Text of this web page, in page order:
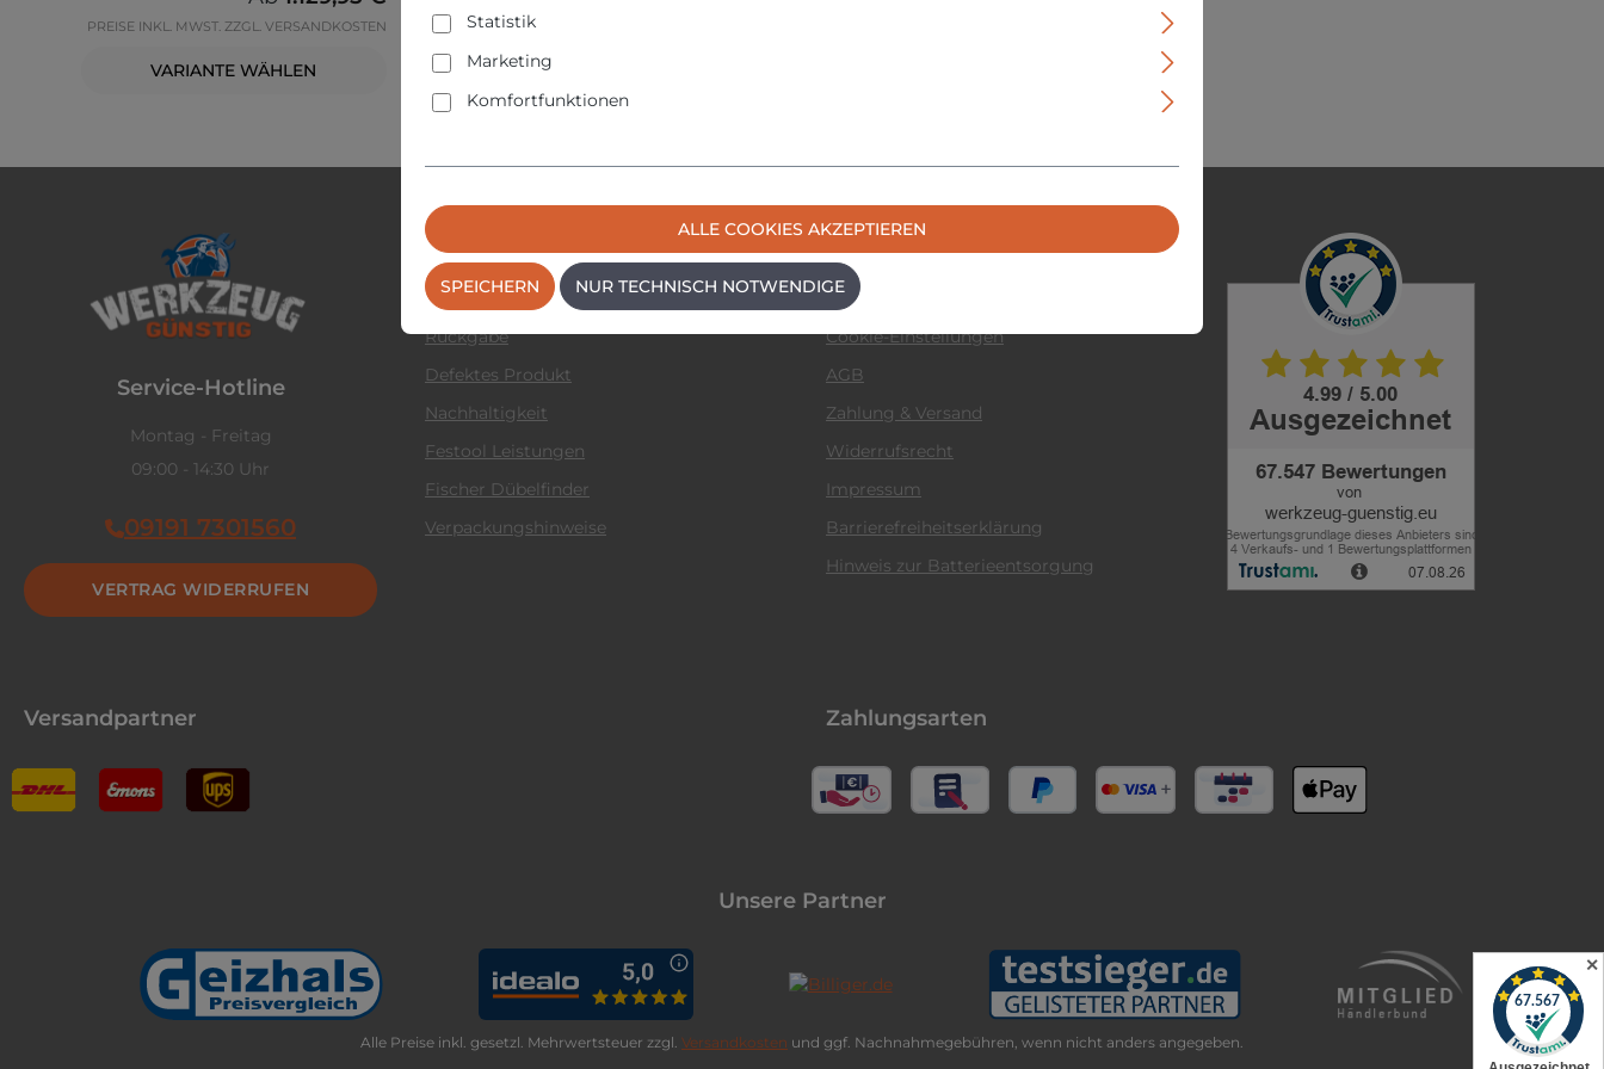
PREISE INKL. MWST. ZZGL. VERSANDKOSTEN
VARIANTE WÄHLEN
Service-Hotline
Montag - Freitag
09:00 - 14:30 Uhr
09191 7301560
VERTRAG WIDERRUFEN
Service & News
Kontaktformular
Rückgabe
Defektes Produkt
Nachhaltigkeit
Festool Leistungen
Fischer Dübelfinder
Verpackungshinweise
Informationen
Datenschutzerklärung
Cookie-Einstellungen
AGB
Zahlung & Versand
Widerrufsrecht
Impressum
Barrierefreiheitserklärung
Hinweis zur Batterieentsorgung
Versandpartner Zahlungsarten
Unsere Partner
Alle Preise inkl. gesetzl. Mehrwertsteuer zzgl. Versandkosten und ggf. Nachnahmegebühren, wenn nicht anders angegeben.
Statistik
Marketing
Komfortfunktionen
ALLE COOKIES AKZEPTIEREN
SPEICHERN NUR TECHNISCH NOTWENDIGE
✕